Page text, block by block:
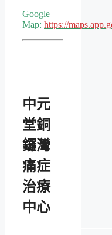
Google
Map: https://
中元
堂銅
鑼灣
痛症
治療
中心